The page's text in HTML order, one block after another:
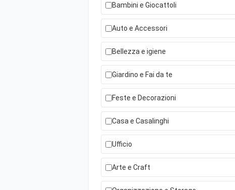
Bambini e Giocattoli
Auto e Accessori
Bellezza e igiene
Giardino e Fai da te
Feste e Decorazioni
Casa e Casalinghi
Ufficio
Arte e Craft